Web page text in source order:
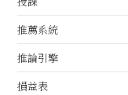
推薦系統
推論引擎
損益表